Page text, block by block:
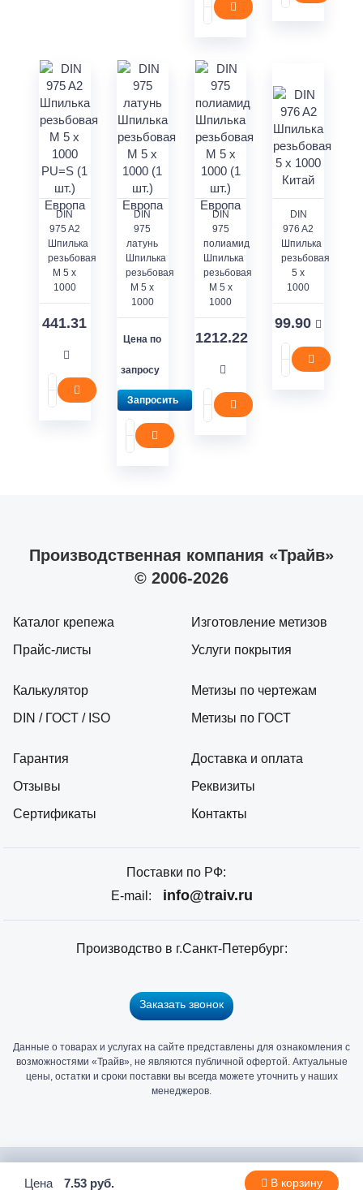
Цена 7.53 руб. В корзину
DIN
975 A2
Шпилька
резьбовая
M 5 x
1000
441.31
DIN
975
латунь
Шпилька
резьбовая
M 5 x
1000
Цена по
запросу
Запросить
DIN
975
полиамид
Шпилька
резьбовая
M 5 x
1000
1212.22
DIN
976 A2
Шпилька
резьбовая
5 х
1000
99.90
Производственная компания «Трайв»
© 2006-2026
Каталог крепежа
Прайс-листы
Калькулятор
DIN / ГОСТ / ISO
Гарантия
Отзывы
Сертификаты
Изготовление метизов
Услуги покрытия
Метизы по чертежам
Метизы по ГОСТ
Доставка и оплата
Реквизиты
Контакты
Поставки по РФ:
E-mail:
info@traiv.ru
Производство в г.Санкт-Петербург:
Заказать звонок
Данные о товарах и услугах на сайте представлены для ознакомления с
возможностями «Трайв», не являются публичной офертой. Актуальные
цены, остатки и сроки поставки вы всегда можете уточнить у наших
менеджеров.
Главный
в
Петербурге
2006 - 2026 © Компания «Трайв» производитель и дистрибьютор